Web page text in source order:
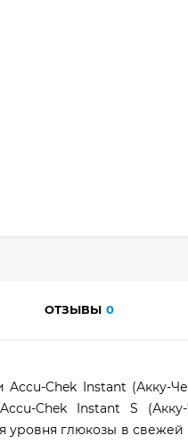
ОТЗЫВЫ 0
Accu-Chek Instant (Акку-
Chek Instant S
уровня глюкозы в